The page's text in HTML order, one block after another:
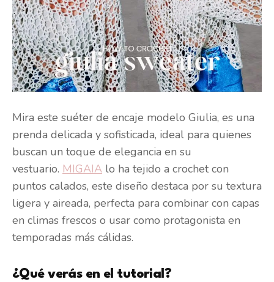
Mira este suéter de encaje modelo Giulia, es una
prenda delicada y sofisticada, ideal para quienes
buscan un toque de elegancia en su
vestuario. MIGAIA lo ha tejido a crochet con
puntos calados, este diseño destaca por su textura
ligera y aireada, perfecta para combinar con capas
en climas frescos o usar como protagonista en
temporadas más cálidas.
¿Qué verás en el tutorial?